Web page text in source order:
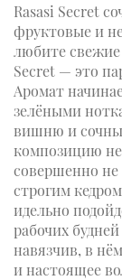
Rasasi Secret
фруктовые и
любите свежие
Secret — это
Аромат
зелёными
вишню и
композицию
совершенно
строгим
идельно
рабочих
навязчив, в
и настоящее